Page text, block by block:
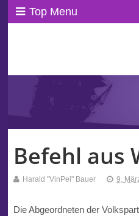
Top Menu
Befehl aus
Harald "VinPei" Bauer 9.
Die Abgeordneten der